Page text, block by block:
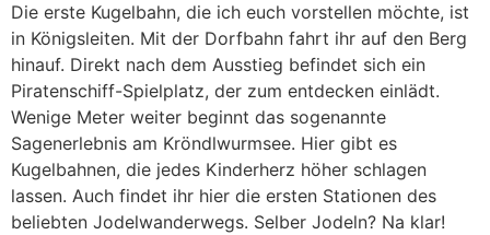
Die erste Kugelbahn, die ich euch vorstellen möchte, ist
in Königsleiten. Mit der Dorfbahn fahrt ihr auf den Berg
hinauf. Direkt nach dem Ausstieg befindet sich ein
Piratenschiff-Spielplatz, der zum entdecken einlädt.
Wenige Meter weiter beginnt das sogenannte
Sagenerlebnis am Kröndlwurmsee. Hier gibt es
Kugelbahnen, die jedes Kinderherz höher schlagen
lassen. Auch findet ihr hier die ersten Stationen des
beliebten Jodelwanderwegs. Selber Jodeln? Na klar!